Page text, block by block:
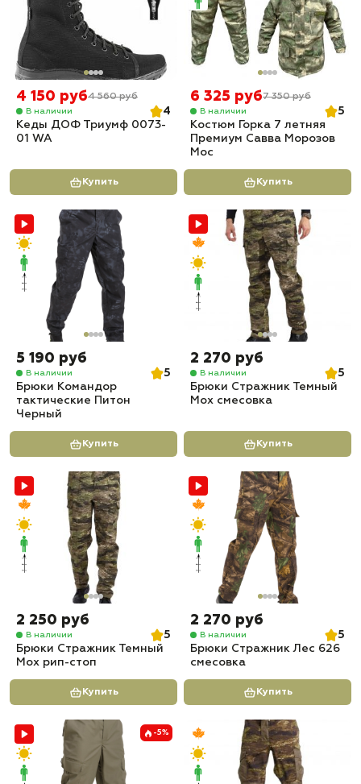
4 150 руб4 560 руб
В наличии
4
Кеды ДОФ Триумф 0073-
01 WA
Купить
6 325 руб7 350 руб
В наличии
5
Костюм Горка 7 летняя
Премиум Савва Морозов
Мос
Купить
5 190 руб
В наличии
5
Брюки Командор
тактические Питон
Черный
Купить
2 270 руб
В наличии
5
Брюки Стражник Темный
Мох смесовка
Купить
2 250 руб
В наличии
5
Брюки Стражник Темный
Мох рип-стоп
Купить
2 270 руб
В наличии
5
Брюки Стражник Лес 626
смесовка
Купить
-5%